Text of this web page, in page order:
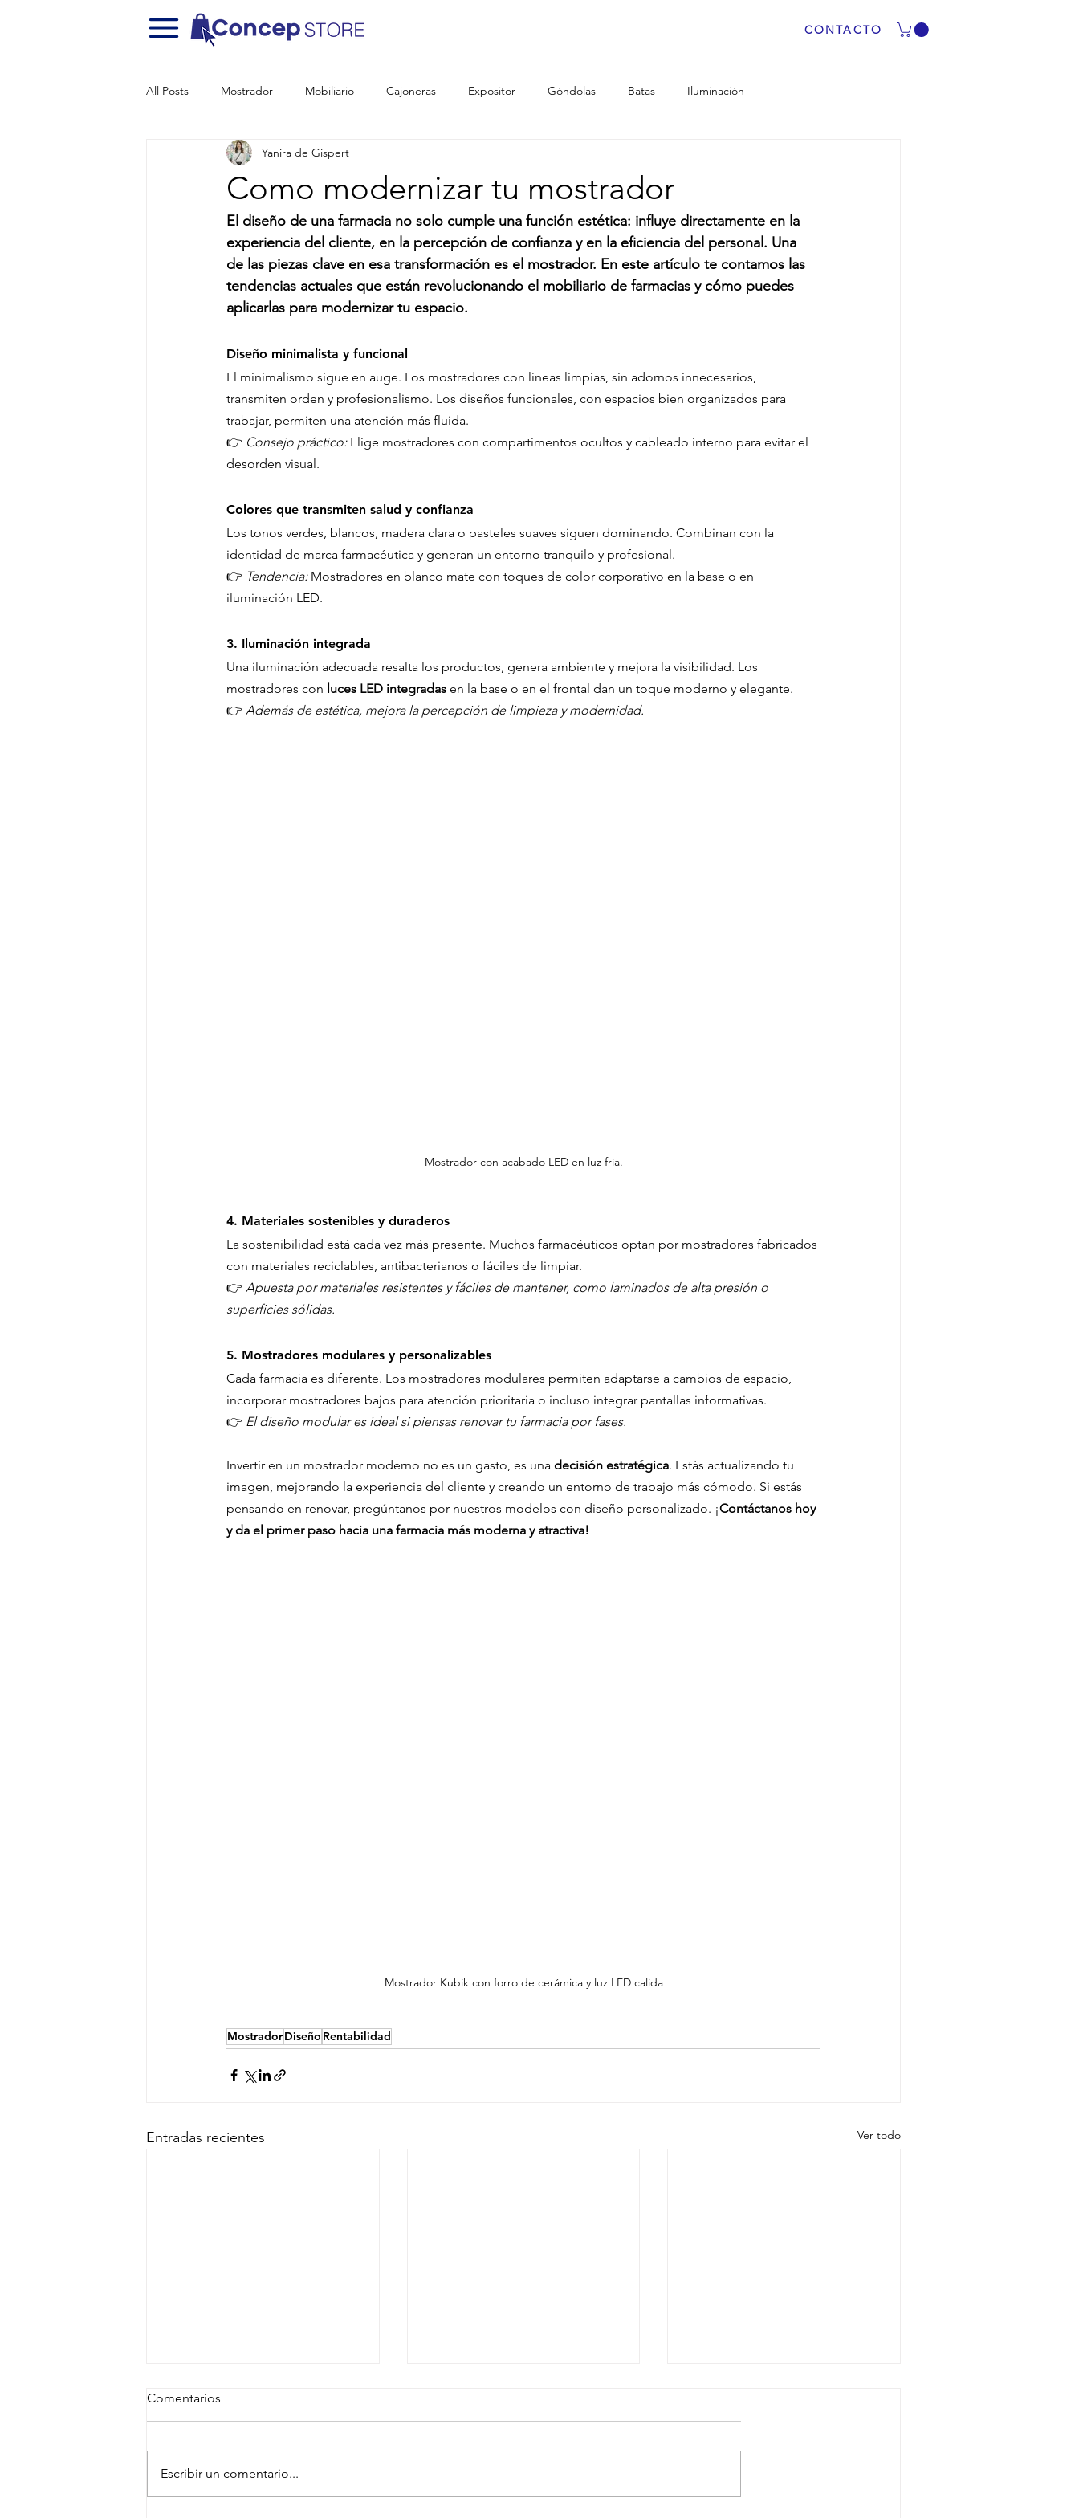
CONTACTO
All Posts Mostrador Mobiliario Cajoneras Expositor Góndolas Batas Iluminación
Como modernizar tu mostrador
Yanira de Gispert
El diseño de una farmacia no solo cumple una función estética: influye directamente en la
experiencia del cliente, en la percepción de confianza y en la eficiencia del personal. Una
de las piezas clave en esa transformación es el mostrador. En este artículo te contamos las
tendencias actuales que están revolucionando el mobiliario de farmacias y cómo puedes
aplicarlas para modernizar tu espacio.
Diseño minimalista y funcional
El minimalismo sigue en auge. Los mostradores con líneas limpias, sin adornos innecesarios,
transmiten orden y profesionalismo. Los diseños funcionales, con espacios bien organizados para
trabajar, permiten una atención más fluida.
👉 Consejo práctico: Elige mostradores con compartimentos ocultos y cableado interno para evitar el
desorden visual.
Colores que transmiten salud y confianza
Los tonos verdes, blancos, madera clara o pasteles suaves siguen dominando. Combinan con la
identidad de marca farmacéutica y generan un entorno tranquilo y profesional.
👉 Tendencia: Mostradores en blanco mate con toques de color corporativo en la base o en
iluminación LED.
3. Iluminación integrada
Una iluminación adecuada resalta los productos, genera ambiente y mejora la visibilidad. Los
mostradores con luces LED integradas en la base o en el frontal dan un toque moderno y elegante.
👉 Además de estética, mejora la percepción de limpieza y modernidad.
Mostrador con acabado LED en luz fría.
4. Materiales sostenibles y duraderos
La sostenibilidad está cada vez más presente. Muchos farmacéuticos optan por mostradores fabricados
con materiales reciclables, antibacterianos o fáciles de limpiar.
👉 Apuesta por materiales resistentes y fáciles de mantener, como laminados de alta presión o
superficies sólidas.
5. Mostradores modulares y personalizables
Cada farmacia es diferente. Los mostradores modulares permiten adaptarse a cambios de espacio,
incorporar mostradores bajos para atención prioritaria o incluso integrar pantallas informativas.
👉 El diseño modular es ideal si piensas renovar tu farmacia por fases.
Invertir en un mostrador moderno no es un gasto, es una decisión estratégica. Estás actualizando tu
imagen, mejorando la experiencia del cliente y creando un entorno de trabajo más cómodo. Si estás
pensando en renovar, pregúntanos por nuestros modelos con diseño personalizado. ¡Contáctanos hoy
y da el primer paso hacia una farmacia más moderna y atractiva!
Mostrador Kubik con forro de cerámica y luz LED calida
MostradorDiseño Rentabilidad
Entradas recientes Ver todo
Comentarios
Escribir un comentario...